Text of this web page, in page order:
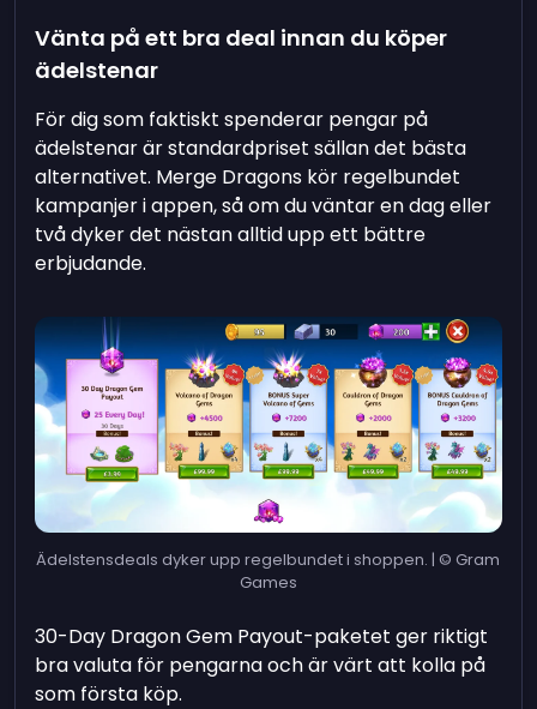
Vänta på ett bra deal innan du köper
ädelstenar
För dig som faktiskt spenderar pengar på
ädelstenar är standardpriset sällan det bästa
alternativet. Merge Dragons kör regelbundet
kampanjer i appen, så om du väntar en dag eller
två dyker det nästan alltid upp ett bättre
erbjudande.
Ädelstensdeals dyker upp regelbundet i shoppen. | © Gram
Games
30-Day Dragon Gem Payout-paketet ger riktigt
bra valuta för pengarna och är värt att kolla på
som första köp.